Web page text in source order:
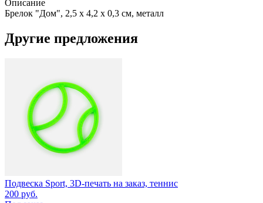
Описание
Брелок "Дом", 2,5 х 4,2 х 0,3 см, металл
Другие предложения
Подвеска Sport, 3D-печать на заказ, теннис
200 руб.